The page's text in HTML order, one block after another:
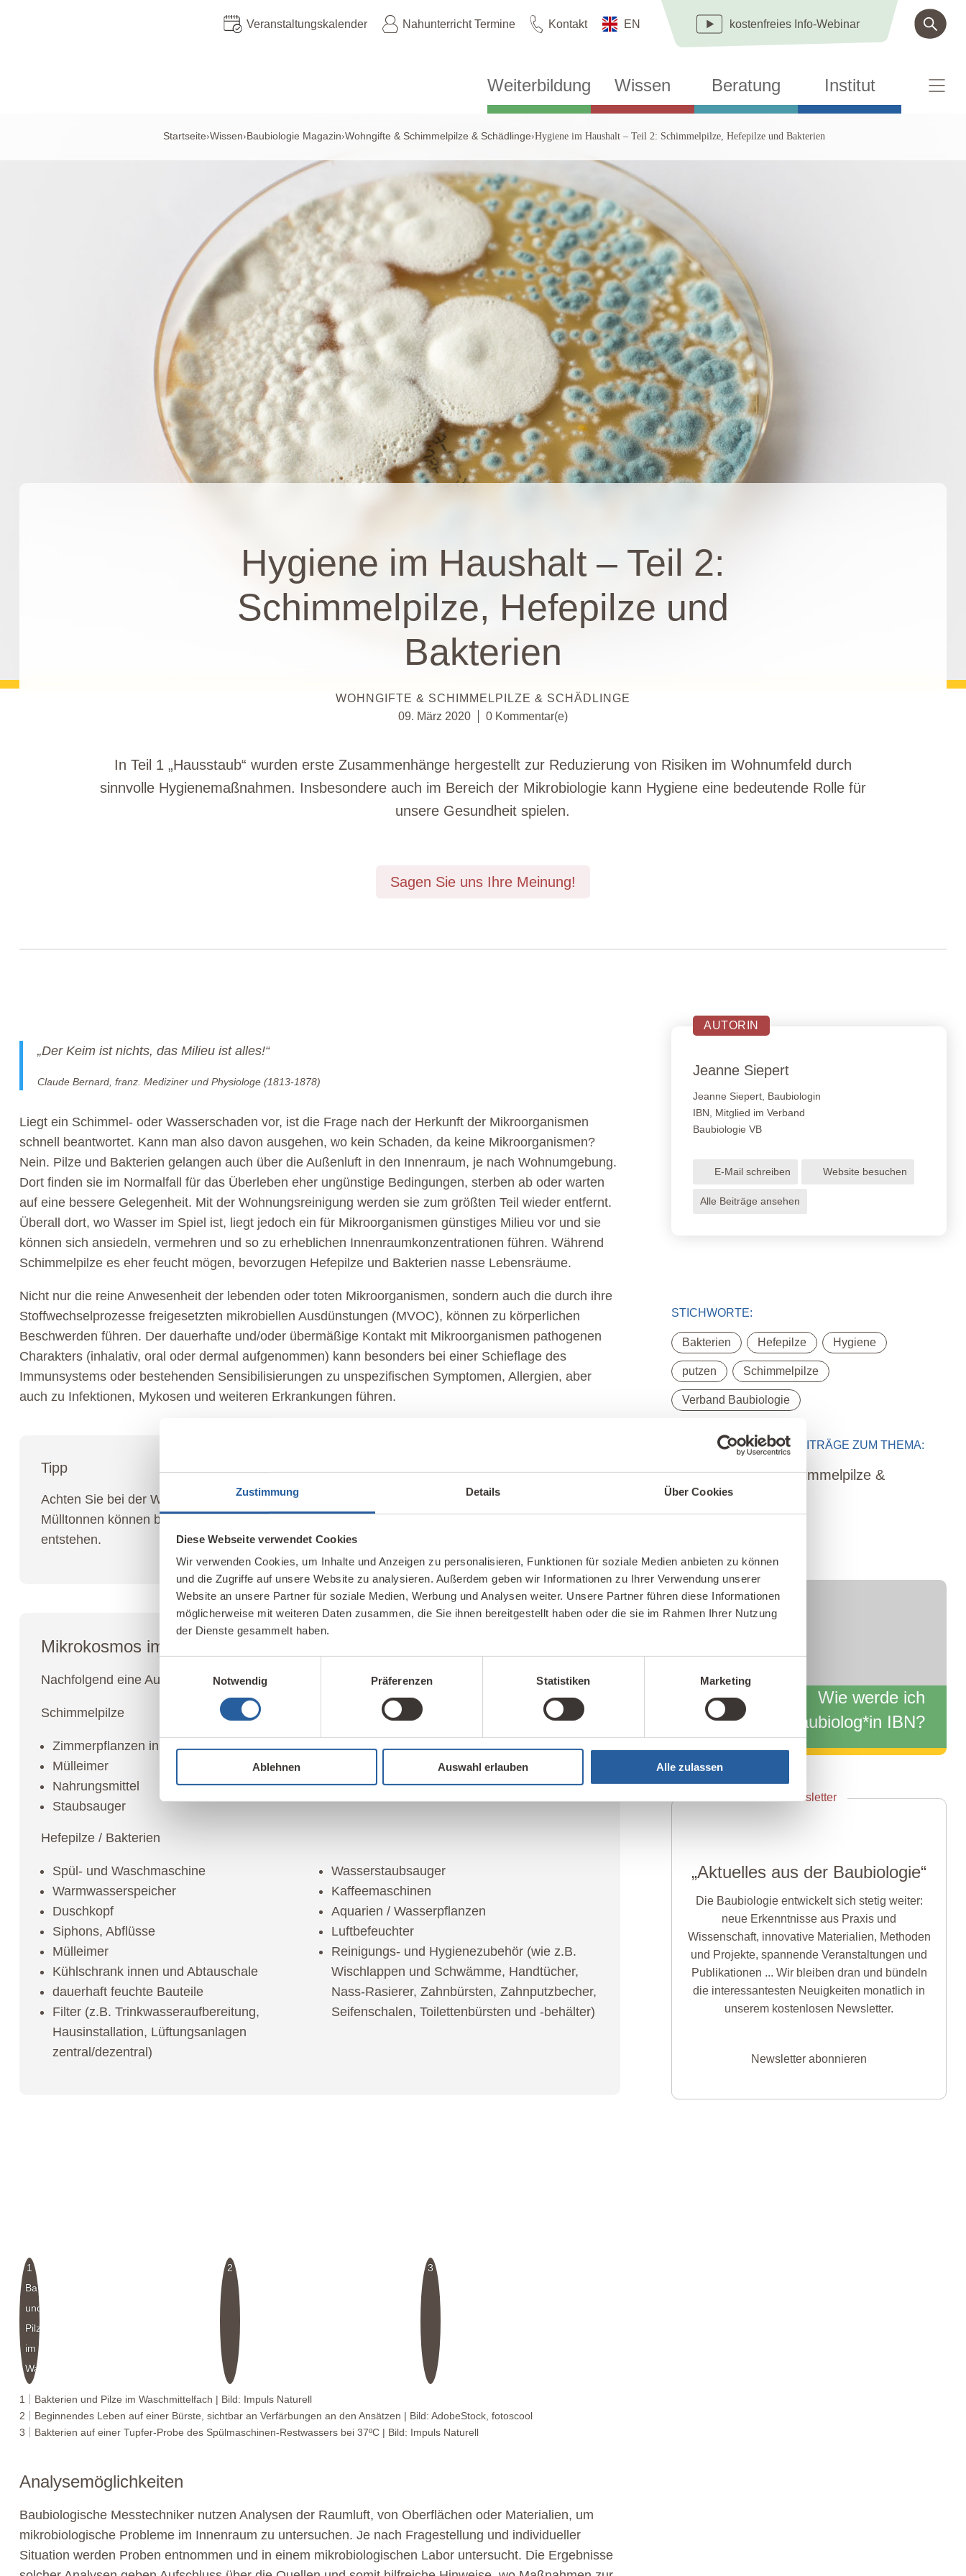
Zustimmung Details Über Cookies
Diese Webseite verwendet Cookies
Wir verwenden Cookies, um Inhalte und Anzeigen zu personalisieren, Funktionen für soziale Medien anbieten zu können
und die Zugriffe auf unsere Website zu analysieren. Außerdem geben wir Informationen zu Ihrer Verwendung unserer
Website an unsere Partner für soziale Medien, Werbung und Analysen weiter. Unsere Partner führen diese Informationen
möglicherweise mit weiteren Daten zusammen, die Sie ihnen bereitgestellt haben oder die sie im Rahmen Ihrer Nutzung
der Dienste gesammelt haben.
Notwendig
Präferenzen Statistiken Marketing
Ablehnen Auswahl erlauben Alle zulassen
Veranstaltungskalender Nahunterricht Termine Kontakt EN kostenfreies Info-Webinar
Weiterbildung Wissen Beratung Institut
Startseite›Wissen›Baubiologie Magazin›Wohngifte & Schimmelpilze & Schädlinge›Hygiene im Haushalt – Teil 2: Schimmelpilze, Hefepilze und Bakterien
Hygiene im Haushalt – Teil 2:
Schimmelpilze, Hefepilze und
Bakterien
WOHNGIFTE & SCHIMMELPILZE & SCHÄDLINGE
09. März 2020
0 Kommentar(e)
In Teil 1 „Hausstaub“ wurden erste Zusammenhänge hergestellt zur Reduzierung von Risiken im Wohnumfeld durch
sinnvolle Hygienemaßnahmen. Insbesondere auch im Bereich der Mikrobiologie kann Hygiene eine bedeutende Rolle für
unsere Gesundheit spielen.
Sagen Sie uns Ihre Meinung!
„Der Keim ist nichts, das Milieu ist alles!“
Claude Bernard, franz. Mediziner und Physiologe (1813-1878)
Liegt ein Schimmel- oder Wasserschaden vor, ist die Frage nach der Herkunft der Mikroorganismen
schnell beantwortet. Kann man also davon ausgehen, wo kein Schaden, da keine Mikroorganismen?
Nein. Pilze und Bakterien gelangen auch über die Außenluft in den Innenraum, je nach Wohnumgebung.
Dort finden sie im Normalfall für das Überleben eher ungünstige Bedingungen, sterben ab oder warten
auf eine bessere Gelegenheit. Mit der Wohnungsreinigung werden sie zum größten Teil wieder entfernt.
Überall dort, wo Wasser im Spiel ist, liegt jedoch ein für Mikroorganismen günstiges Milieu vor und sie
können sich ansiedeln, vermehren und so zu erheblichen Innenraumkonzentrationen führen. Während
Schimmelpilze es eher feucht mögen, bevorzugen Hefepilze und Bakterien nasse Lebensräume.
Nicht nur die reine Anwesenheit der lebenden oder toten Mikroorganismen, sondern auch die durch ihre
Stoffwechselprozesse freigesetzten mikrobiellen Ausdünstungen (MVOC), können zu körperlichen
Beschwerden führen. Der dauerhafte und/oder übermäßige Kontakt mit Mikroorganismen pathogenen
Charakters (inhalativ, oral oder dermal aufgenommen) kann besonders bei einer Schieflage des
Immunsystems oder bestehenden Sensibilisierungen zu unspezifischen Symptomen, Allergien, aber
auch zu Infektionen, Mykosen und weiteren Erkrankungen führen.
Tipp
Achten Sie bei der Wohnungswahl auf die Umgebung. Durch Kompostieranlagen oder
Mülltonnen können besonders im Sommer, starke Luftverunreinigungen im Außenbereich
entstehen.
Mikrokosmos im Haushalt
Nachfolgend eine Auflistung der häufigsten Lebensräume für Mikroorganismen im Wohnumfeld.
Schimmelpilze
Zimmerpflanzen in Erde
Mülleimer
Nahrungsmittel
Staubsauger
Waschmittelfach
Abtauschale des Kühlschranks
dauerhaft feuchte Bauteile
Hefepilze / Bakterien
Spül- und Waschmaschine
Warmwasserspeicher
Duschkopf
Siphons, Abflüsse
Mülleimer
Kühlschrank innen und Abtauschale
dauerhaft feuchte Bauteile
Filter (z.B. Trinkwasseraufbereitung,
Hausinstallation, Lüftungsanlagen
zentral/dezentral)
Wasserstaubsauger
Kaffeemaschinen
Aquarien / Wasserpflanzen
Luftbefeuchter
Reinigungs- und Hygienezubehör (wie z.B.
Wischlappen und Schwämme, Handtücher,
Nass-Rasierer, Zahnbürsten, Zahnputzbecher,
Seifenschalen, Toilettenbürsten und -behälter)
1
Bakterien
und
Pilze
im
Waschmittelfach
2 3
1
Bakterien und Pilze im Waschmittelfach | Bild: Impuls Naturell
2
Beginnendes Leben auf einer Bürste, sichtbar an Verfärbungen an den Ansätzen | Bild: AdobeStock, fotoscool
3
Bakterien auf einer Tupfer-Probe des Spülmaschinen-Restwassers bei 37ºC | Bild: Impuls Naturell
Analysemöglichkeiten
Baubiologische Messtechniker nutzen Analysen der Raumluft, von Oberflächen oder Materialien, um
mikrobiologische Probleme im Innenraum zu untersuchen. Je nach Fragestellung und individueller
Situation werden Proben entnommen und in einem mikrobiologischen Labor untersucht. Die Ergebnisse
AUTORIN
Jeanne Siepert
Jeanne Siepert, Baubiologin
IBN, Mitglied im Verband
Baubiologie VB
E-Mail schreiben Website besuchen
Alle Beiträge ansehen
STICHWORTE:
Bakterien , Hefepilze , Hygiene
putzen , Schimmelpilze
Verband Baubiologie
LESEN SIE MAGAZIN-BEITRÄGE ZUM THEMA:
Wohngifte & Schimmelpilze &
Schädlinge
kostenfreies
Fernlehrgang
Wie werde ich
Baubiolog*in IBN?
Zum Info-Webinar anmelden
Newsletter
„Aktuelles aus der Baubiologie“
Die Baubiologie entwickelt sich stetig weiter:
neue Erkenntnisse aus Praxis und
Wissenschaft, innovative Materialien, Methoden
und Projekte, spannende Veranstaltungen und
Publikationen ... Wir bleiben dran und bündeln
die interessantesten Neuigkeiten monatlich in
unserem kostenlosen Newsletter.
Newsletter abonnieren